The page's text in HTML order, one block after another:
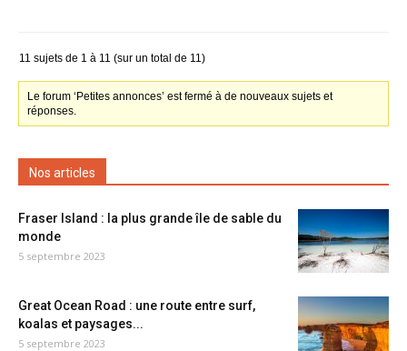
11 sujets de 1 à 11 (sur un total de 11)
Le forum ‘Petites annonces’ est fermé à de nouveaux sujets et
réponses.
Nos articles
Fraser Island : la plus grande île de sable du
monde
5 septembre 2023
Great Ocean Road : une route entre surf,
koalas et paysages...
5 septembre 2023